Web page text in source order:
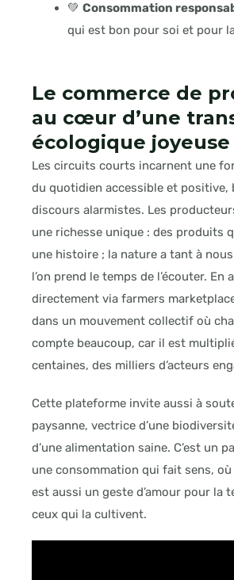
💚 Consommation
qui est bon pour soi et pour
Le commerce de
au cœur d’une
écologique joyeuse
Les circuits courts incarnent une
du quotidien accessible et positive,
discours alarmistes. Les
une richesse unique : des produits
une histoire ; la nature a tant à
l’on prend le temps de l’écouter. En
directement via farmers
dans un mouvement collectif où
compte beaucoup, car il est
centaines, des milliers d’acteurs
Cette plateforme invite aussi à
paysanne, vectrice d’une
d’une alimentation saine. C’est un
une consommation qui fait sens, où
est aussi un geste d’amour pour la
ceux qui la cultivent.